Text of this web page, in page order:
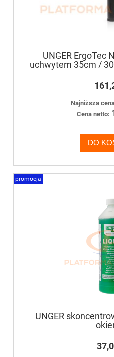
UNGER ErgoTec
uchwytem 35cm /
Najniższa
Cena netto:
DO
UNGER
promocja